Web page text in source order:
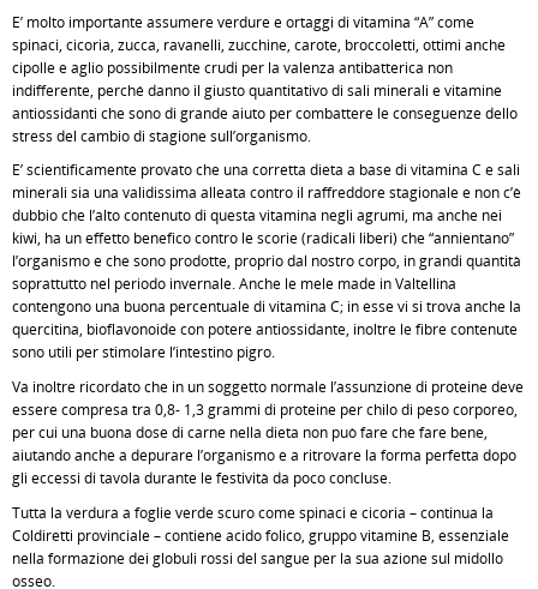
E’ molto importante assumere verdure e ortaggi di vitamina “A” come
spinaci, cicoria, zucca, ravanelli, zucchine, carote, broccoletti, ottimi anche
cipolle e aglio possibilmente crudi per la valenza antibatterica non
indifferente, perché danno il giusto quantitativo di sali minerali e vitamine
antiossidanti che sono di grande aiuto per combattere le conseguenze dello
stress del cambio di stagione sull’organismo.
E’ scientificamente provato che una corretta dieta a base di vitamina C e sali
minerali sia una validissima alleata contro il raffreddore stagionale e non c’è
dubbio che l’alto contenuto di questa vitamina negli agrumi, ma anche nei
kiwi, ha un effetto benefico contro le scorie (radicali liberi) che “annientano”
l’organismo e che sono prodotte, proprio dal nostro corpo, in grandi quantità
soprattutto nel periodo invernale. Anche le mele made in Valtellina
contengono una buona percentuale di vitamina C; in esse vi si trova anche la
quercitina, bioflavonoide con potere antiossidante, inoltre le fibre contenute
sono utili per stimolare l’intestino pigro.
Va inoltre ricordato che in un soggetto normale l’assunzione di proteine deve
essere compresa tra 0,8- 1,3 grammi di proteine per chilo di peso corporeo,
per cui una buona dose di carne nella dieta non può fare che fare bene,
aiutando anche a depurare l’organismo e a ritrovare la forma perfetta dopo
gli eccessi di tavola durante le festività da poco concluse.
Tutta la verdura a foglie verde scuro come spinaci e cicoria – continua la
Coldiretti provinciale – contiene acido folico, gruppo vitamine B, essenziale
nella formazione dei globuli rossi del sangue per la sua azione sul midollo
osseo.